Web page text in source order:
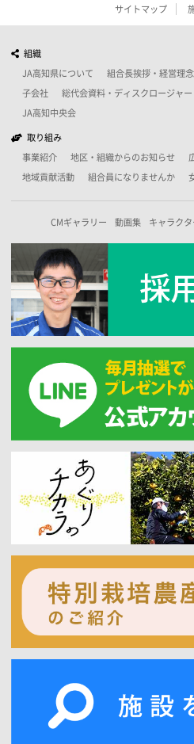
サイトマップ
組織
JA高知県について 組合長挨拶・経営理念
子会社 総代会資料・ディスクロージャー
JA高知中央会
取り組み
事業紹介 地区・組織からのお知らせ
地域貢献活動 組合員になりませんか
CMギャラリー 動画集 キャラクタ